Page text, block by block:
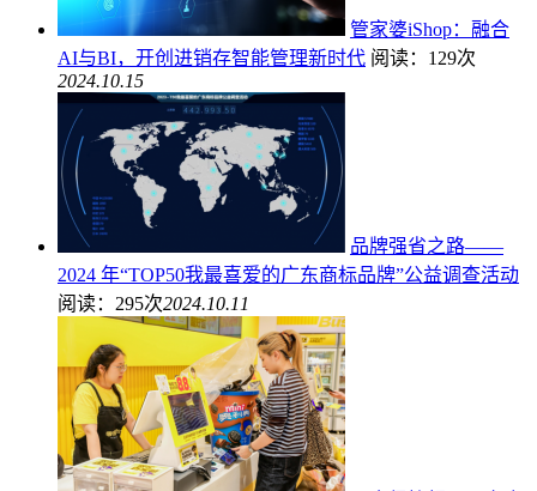
管家婆iShop：融合
AI与BI，开创进销存智能管理新时代 阅读：129次
2024.10.15
品牌强省之路——
2024 年“TOP50我最喜爱的广东商标品牌”公益调查活动
阅读：295次2024.10.11